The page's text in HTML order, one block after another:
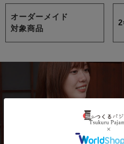
オーダーメイド
対象商品